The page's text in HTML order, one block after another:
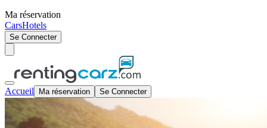
Ma réservation
CarsHotels
Se Connecter
Accueil Ma réservation Se Connecter